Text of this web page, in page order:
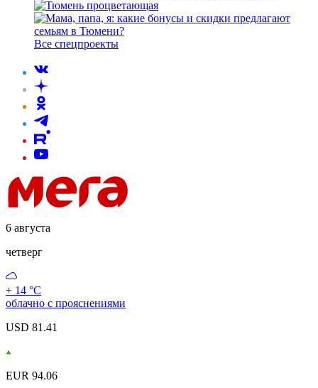
Все спецпроекты
6 августа
четверг
+ 14 °С
облачно с прояснениями
USD 81.41
EUR 94.06